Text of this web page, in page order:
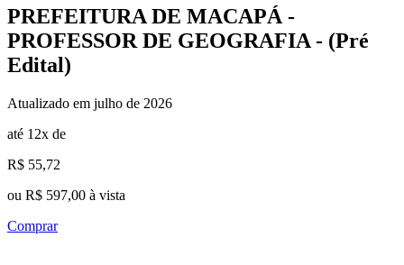
PREFEITURA DE MACAPÁ -
PROFESSOR DE GEOGRAFIA - (Pré
Edital)
Atualizado em julho de 2026
até 12x de
R$ 55,72
ou R$ 597,00 à vista
Comprar